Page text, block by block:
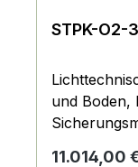
STPK-O2-
und Boden,
Regulärer
11.014,00